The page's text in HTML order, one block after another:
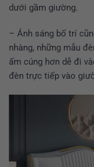
dưới gầm giường.
– Ánh sáng bố trí
nhàng, những mẫu
ấm cúng hơn dễ đi
đèn trực tiếp vào